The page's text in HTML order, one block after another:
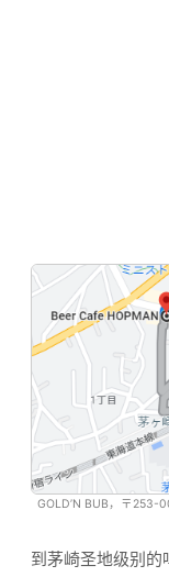
GOLD’N BUB，〒253-
到茅崎圣地级别的